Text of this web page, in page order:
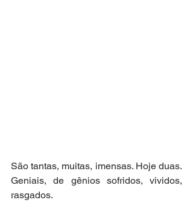
São tantas, muitas, imensas. Hoje duas.
Geniais, de gênios sofridos, vividos,
rasgados.